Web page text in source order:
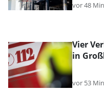
vor 48
Vier
in
vor 53